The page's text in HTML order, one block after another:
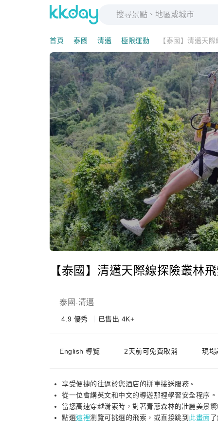
首頁 泰國 清邁 極限運動 【泰國】清邁天
【泰國】清邁天際線探險叢林
泰國-清邁
4.9 優秀 已售出 4K+
English 導覽 2天前可免費取消 現場
享受便捷的往返於您酒店的拼車接送服務。
從一位會講英文和中文的導遊那裡學習安全程序。
當您高速穿越滑索時，對著青蔥森林的壯麗美景
點選這裡瀏覽可挑選的飛索，或直接跳到 此畫面